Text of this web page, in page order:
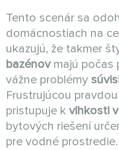
Tento scenár sa
domácnostiach na
ukazujú, že takmer
bazénovmajú počas
vážne problémy
Frustrujúcou
pristupuje k vlhkosti
bytových riešení
pre vodné prostredie.